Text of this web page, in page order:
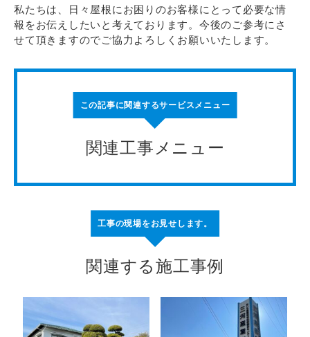
私たちは、日々屋根にお困りのお客様にとって必要な情
報をお伝えしたいと考えております。今後のご参考にさ
せて頂きますのでご協力よろしくお願いいたします。
この記事に関連するサービスメニュー
関連工事メニュー
工事の現場をお見せします。
関連する施工事例